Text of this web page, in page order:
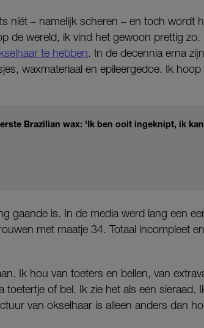
níét – namelijk scheren – en toch wordt
de wereld, ik vind het gewoon prettig zo.
te hebben. In de decennia erna
waxmateriaal en epileergedoe. Ik
Brazilian wax: 'Ik ben ooit ingeknipt, ik
gaande is. In de media werd lang een
met maatje 34. Totaal incompleet
Ik hou van toeters en bellen, van
toetertje of bel. Ik zie het als een sieraad.
van okselhaar is alleen anders dan